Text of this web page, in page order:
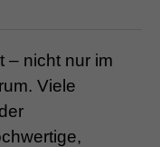
– nicht nur im
Viele